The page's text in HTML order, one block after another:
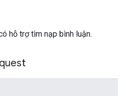
hỗ trợ tìm nạp bình luận.